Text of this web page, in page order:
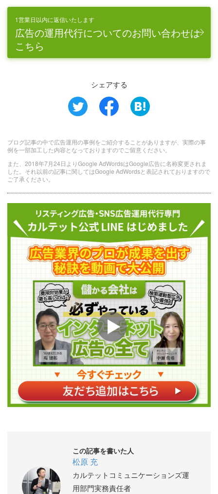
1営業日以内に返信いたします
広告の運用代行についてのお問い合わせは
こちら
シェアする
ブログ記事の中で広告運用の事例をご紹介することがありますが、実際の事
例を一部加工した内容となっておりますのでご留意ください。
また、2018年7月24日よりGoogle AdWordsはGoogle広告に名称変更されま
した。それ以前の記事に関してはGoogle AdWordsと表記されておりますので
ご了承ください。
この記事を書いた人
松原 充
カルテットコミュニケーションズ運
用部門実務責任者